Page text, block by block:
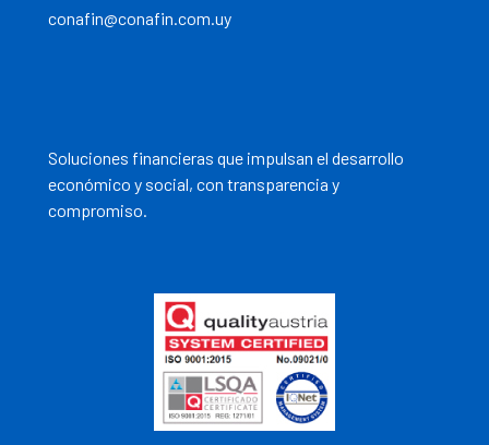
conafin@conafin.com.uy
Soluciones financieras que impulsan el desarrollo
económico y social, con transparencia y
compromiso.